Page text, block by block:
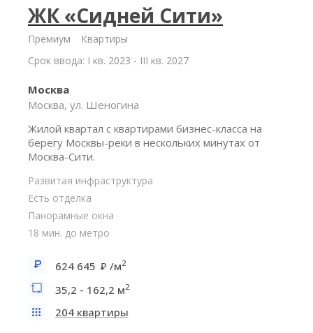
ЖК «Сидней Сити»
Премиум
Квартиры
Срок ввода: I кв. 2023 - III кв. 2027
Москва
Москва, ул. Шеногина
Жилой квартал с квартирами бизнес-класса на
берегу Москвы-реки в нескольких минутах от
Москва-Сити.
Развитая инфраструктура
Есть отделка
Панорамные окна
18 мин. до метро
624 645 /м2
35,2 - 162,2 м2
204 квартиры